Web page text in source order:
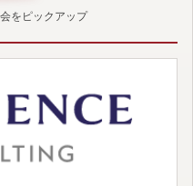
をピックアップ